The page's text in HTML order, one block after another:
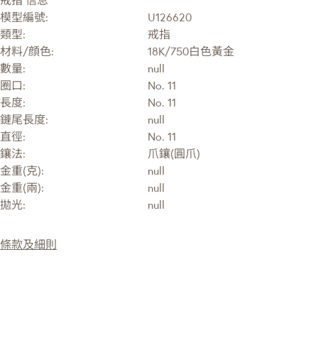
模型編號:
U126620
類型:
戒指
材料/顔色:
18K/750白色黃金
數量:
null
圈口:
No. 11
長度:
No. 11
鏈尾長度:
null
直徑:
No. 11
鑲法:
爪鑲(圓爪)
金重(克):
null
金重(兩):
null
拋光:
null
條款及細則